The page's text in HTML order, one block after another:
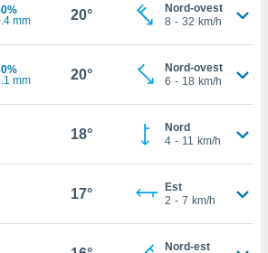
mm
20°
Nord-ovest
8 - 32 km/h
mm
20°
Nord-ovest
6 - 18 km/h
18°
Nord
4 - 11 km/h
17°
Est
2 - 7 km/h
Nord-est